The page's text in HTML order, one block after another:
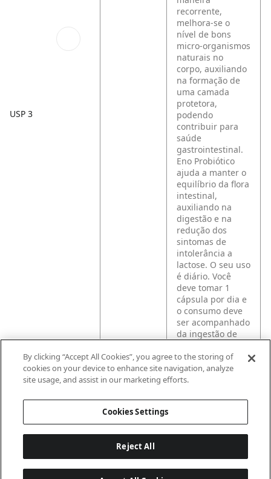
USP 3
recorrente,
melhora-se o
nível de bons
micro-organismos
naturais no
corpo, auxiliando
na formação de
uma camada
protetora,
podendo
contribuir para
saúde
gastrointestinal.
Eno Probiótico
ajuda a manter o
equilíbrio da flora
intestinal,
auxiliando na
digestão e na
redução dos
sintomas de
intolerância a
lactose. O seu uso
é diário. Você
deve tomar 1
cápsula por dia e
o consumo deve
ser acompanhado
da ingestão de
deve exceder a
recomendação
diária de
indicada na
By clicking “Accept All Cookies”, you agree to the storing of
cookies on your device to enhance site navigation, analyze
site usage, and assist in our marketing efforts.
Cookies Settings
Reject All